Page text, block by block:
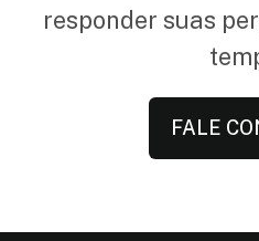
responder suas
FALE